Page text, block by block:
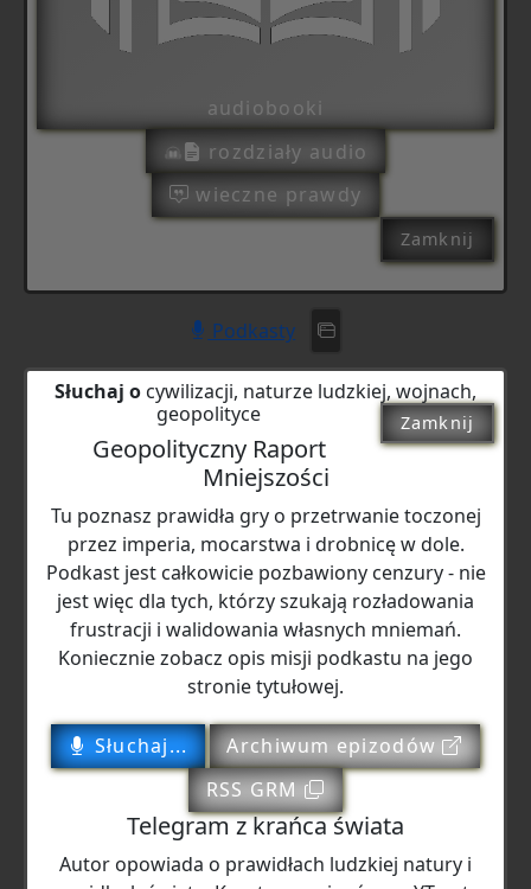
audiobooki
rozdziały audio
wieczne prawdy
Zamknij
Podkasty
Słuchaj o cywilizacji, naturze ludzkiej, wojnach,
geopolityce
Zamknij
Geopolityczny Raport
Mniejszości
Tu poznasz prawidła gry o przetrwanie toczonej
przez imperia, mocarstwa i drobnicę w dole.
Podkast jest całkowicie pozbawiony cenzury - nie
jest więc dla tych, którzy szukają rozładowania
frustracji i walidowania własnych mniemań.
Koniecznie zobacz opis misji podkastu na jego
stronie tytułowej.
Słuchaj...
Archiwum epizodów
RSS GRM
Telegram z krańca świata
Autor opowiada o prawidłach ludzkiej natury i